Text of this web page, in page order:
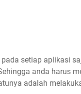
setiap aplikasi
anda harus
adalah